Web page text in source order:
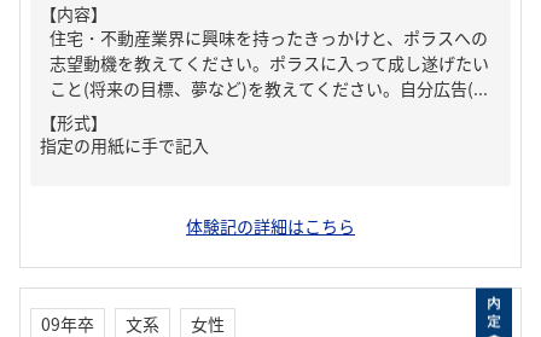
【内容】
住宅・不動産業界に興味を持ったきっかけと、ポラスへの
志望動機を教えてください。ポラスに入って成し遂げたい
こと(将来の目標、夢など)を教えてください。自分広告(...
【形式】
指定の用紙に手で記入
体験記の詳細はこちら
09年卒 文系
女性